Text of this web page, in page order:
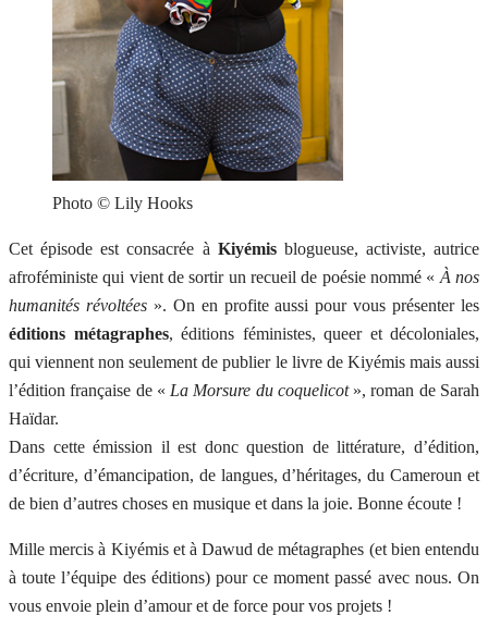
Photo © Lily Hooks
Cet épisode est consacrée à Kiyémisblogueuse, activiste, autrice
afroféministe qui vient de sortir un recueil de poésie nommé « Ànos
humanités révoltées ». On en profite aussi pour vous présenter les
éditions métagraphes, éditions féministes, queer et décoloniales,
qui viennent non seulement de publier le livre de Kiyémis mais aussi
l’édition française de « La Morsure du coquelicot », roman de Sarah
Haïdar.
Dans cette émission il est donc question de littérature, d’édition,
d’écriture, d’émancipation, de langues, d’héritages, du Cameroun et
de bien d’autres choses en musique et dans la joie. Bonne écoute !
Mille mercis à Kiyémis et à Dawud de métagraphes (et bien entendu
à toute l’équipe des éditions) pour ce moment passé avec nous. On
vous envoie plein d’amour et de force pour vos projets !